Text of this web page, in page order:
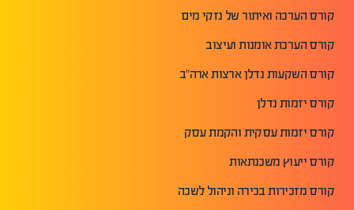
קורס הערכה ואיתור של נזקי מים
קורס הערכת אומנות ועיצוב
קורס השקעות נדלן ארצות ארה"ב
קורס יזמות נדלן
קורס יזמות עסקית והקמת עסק
קורס ייעוץ משכנתאות
קורס מזכירות בכירה וניהול לשכה